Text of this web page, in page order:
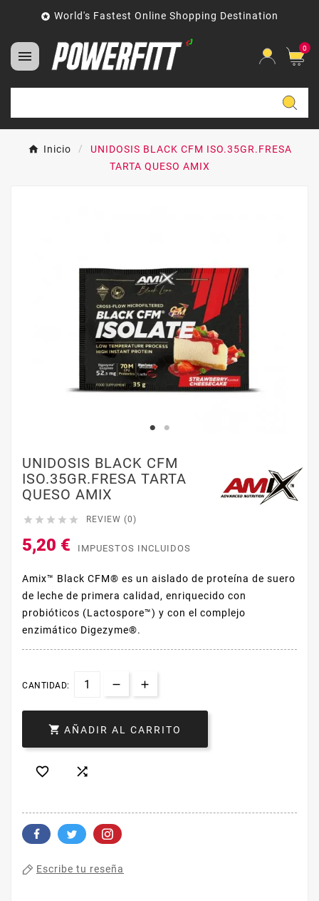
 World's Fastest Online Shopping Destination
 0
Inicio
UNIDOSIS BLACK CFM ISO.35GR.FRESA
TARTA QUESO AMIX
UNIDOSIS BLACK CFM
ISO.35GR.FRESA TARTA
QUESO AMIX
     REVIEW (0)
5,20 € IMPUESTOS INCLUIDOS
Amix™ Black CFM® es un aislado de proteína de suero
de leche de primera calidad, enriquecido con
probióticos (Lactospore™) y con el complejo
enzimático Digezyme®.
CANTIDAD:
 AÑADIR AL CARRITO
 
Escribe tu reseña